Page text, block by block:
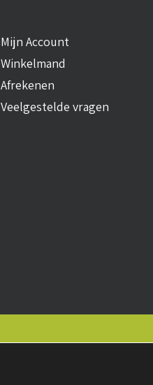
Mijn Account
Winkelmand
Afrekenen
Veelgestelde vragen